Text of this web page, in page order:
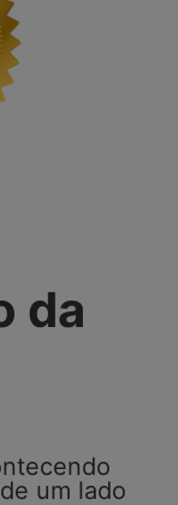
da
um lado